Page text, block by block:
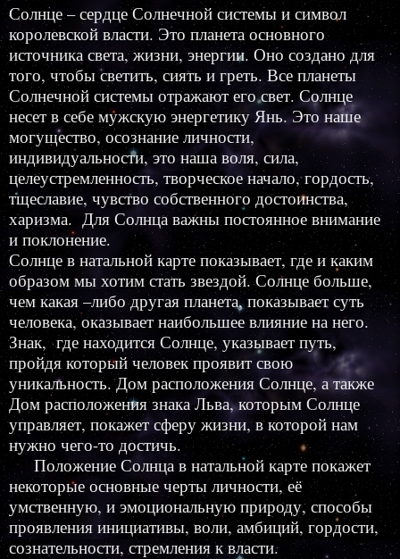
Солнце – сердце Солнечной системы и символ
королевской власти. Это планета основного
источника света, жизни, энергии. Оно создано для
того, чтобы светить, сиять и греть. Все планеты
Солнечной системы отражают его свет. Солнце
несет в себе мужскую энергетику Янь. Это наше
могущество, осознание личности,
индивидуальности, это наша воля, сила,
целеустремленность, творческое начало, гордость,
тщеславие, чувство собственного достоинства,
харизма. Для Солнца важны постоянное внимание
и поклонение.
Солнце в натальной карте показывает, где и каким
образом мы хотим стать звездой. Солнце больше,
чем какая –либо другая планета, показывает суть
человека, оказывает наибольшее влияние на него.
Знак, где находится Солнце, указывает путь,
пройдя который человек проявит свою
уникальность. Дом расположения Солнце, а также
Дом расположения знака Льва, которым Солнце
управляет, покажет сферу жизни, в которой нам
нужно чего-то достичь.
Положение Солнца в натальной карте покажет
некоторые основные черты личности, её
умственную, и эмоциональную природу, способы
проявления инициативы, воли, амбиций, гордости,
сознательности, стремления к власти.